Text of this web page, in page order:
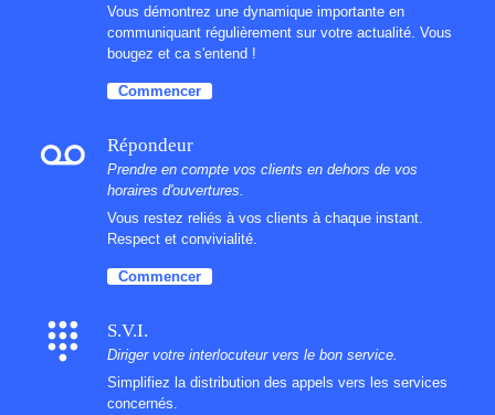
Vous démontrez une dynamique importante en
communiquant régulièrement sur votre actualité. Vous
bougez et ca s'entend !
Commencer
voicemail Répondeur
Prendre en compte vos clients en dehors de vos
horaires d'ouvertures.
Vous restez reliés à vos clients à chaque instant.
Respect et convivialité.
Commencer
dialpad S.V.I.
Diriger votre interlocuteur vers le bon service.
Simplifiez la distribution des appels vers les services
concernés.